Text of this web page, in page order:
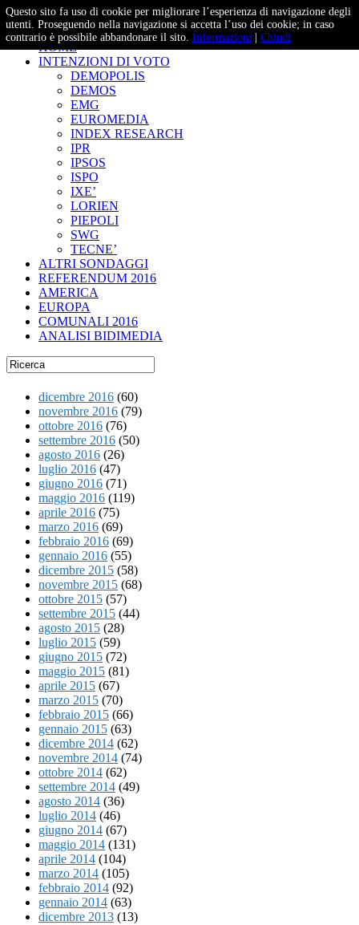
– Studi e Proiezioni Elettorali
HOME
INTENZIONI DI VOTO
DEMOPOLIS
DEMOS
EMG
EUROMEDIA
INDEX RESEARCH
IPR
IPSOS
ISPO
IXE’
LORIEN
PIEPOLI
SWG
TECNE’
ALTRI SONDAGGI
REFERENDUM 2016
AMERICA
EUROPA
COMUNALI 2016
ANALISI BIDIMEDIA
dicembre 2016 (60)
novembre 2016 (79)
ottobre 2016 (76)
settembre 2016 (50)
agosto 2016 (26)
luglio 2016 (47)
giugno 2016 (71)
maggio 2016 (119)
aprile 2016 (75)
marzo 2016 (69)
febbraio 2016 (69)
gennaio 2016 (55)
dicembre 2015 (58)
novembre 2015 (68)
ottobre 2015 (57)
settembre 2015 (44)
agosto 2015 (28)
luglio 2015 (59)
giugno 2015 (72)
maggio 2015 (81)
aprile 2015 (67)
marzo 2015 (70)
febbraio 2015 (66)
gennaio 2015 (63)
dicembre 2014 (62)
novembre 2014 (74)
ottobre 2014 (62)
settembre 2014 (49)
agosto 2014 (36)
luglio 2014 (46)
giugno 2014 (67)
maggio 2014 (131)
aprile 2014 (104)
marzo 2014 (105)
febbraio 2014 (92)
gennaio 2014 (63)
dicembre 2013 (13)
Questo sito fa uso di cookie per migliorare l’esperienza di navigazione degli
utenti. Proseguendo nella navigazione si accetta l’uso dei cookie; in caso
contrario è possibile abbandonare il sito. Informazioni Chiudi